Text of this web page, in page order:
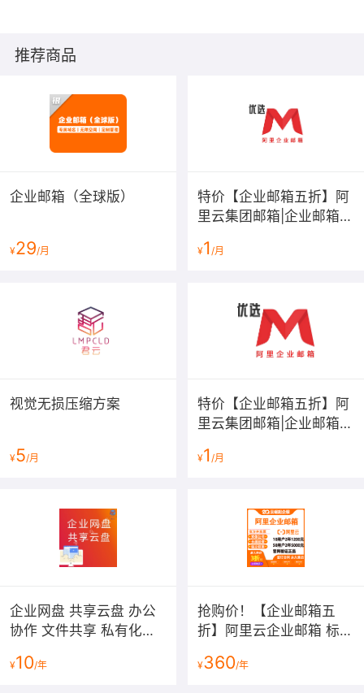
推荐商品
企业邮箱（全球版）
¥29/月
特价【企业邮箱五折】阿
里云集团邮箱|企业邮箱|
¥1/月
视觉无损压缩方案
¥5/月
特价【企业邮箱五折】阿
里云集团邮箱|企业邮箱|
邮箱|阿里云邮箱|阿里邮
¥1/月
企业网盘 共享云盘 办公
协作 文件共享 私有化部
¥10/年
抢购价！【企业邮箱五
折】阿里云企业邮箱 标准
版|云邮邮箱 西部数码邮
¥360/年